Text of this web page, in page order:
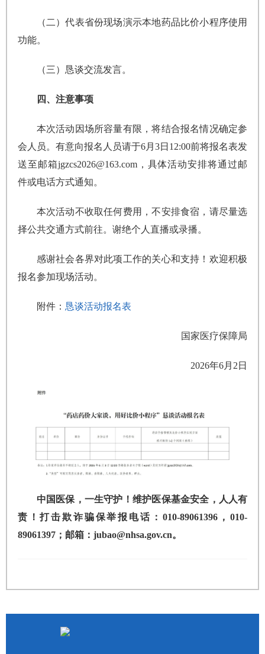
（二）代表省份现场演示本地药品比价小程序使用
功能。
（三）恳谈交流发言。
四、注意事项
本次活动因场所容量有限，将结合报名情况确定参
会人员。有意向报名人员请于6月3日12:00前将报名表发
送至邮箱jgzcs2026@163.com，具体活动安排将通过邮
件或电话方式通知。
本次活动不收取任何费用，不安排食宿，请尽量选
择公共交通方式前往。谢绝个人直播或录播。
感谢社会各界对此项工作的关心和支持！欢迎积极
报名参加现场活动。
附件： 恳谈活动报名表
国家医疗保障局
2026年6月2日
中国医保，一生守护！维护医保基金安全，人人有
责！打击欺诈骗保举报电话：010-89061396，010-
89061397；邮箱：jubao@nhsa.gov.cn。